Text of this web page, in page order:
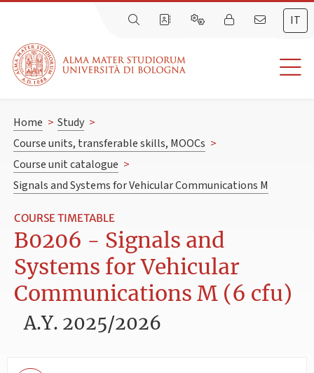
IT
Home > Study >
Course units, transferable skills, MOOCs >
Course unit catalogue >
Signals and Systems for Vehicular Communications M
COURSE TIMETABLE
B0206 - Signals and
Systems for Vehicular
Communications M (6 cfu)
A.Y. 2025/2026